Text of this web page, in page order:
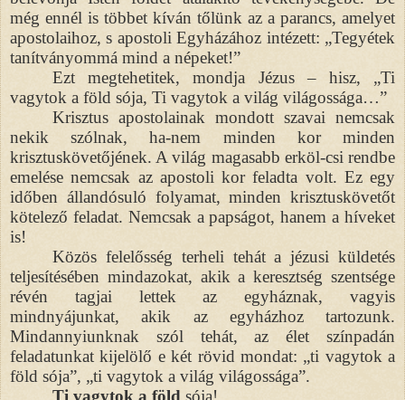
még ennél is többet kíván tőlünk az a parancs, amelyet
apostolaihoz, s apostoli Egyházához intézett: „Tegyétek
tanítványommá mind a népeket!”
Ezt megtehetitek, mondja Jézus – hisz, „Ti
vagytok a föld sója, Ti vagytok a világ világossága…”
Krisztus apostolainak mondott szavai nemcsak
nekik szólnak, ha-nem minden kor minden
krisztuskövetőjének. A világ magasabb erköl-csi rendbe
emelése nemcsak az apostoli kor feladta volt. Ez egy
időben állandósuló folyamat, minden krisztuskövetőt
kötelező feladat. Nemcsak a papságot, hanem a híveket
is!
Közös felelősség terheli tehát a jézusi küldetés
teljesítésében mindazokat, akik a keresztség szentsége
révén tagjai lettek az egyháznak, vagyis
mindnyájunkat, akik az egyházhoz tartozunk.
Mindannyiunknak szól tehát, az élet színpadán
feladatunkat kijelölő e két rövid mondat: „ti vagytok a
föld sója”, „ti vagytok a világ világossága”.
Ti vagytok a föld sója!